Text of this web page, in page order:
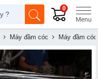
0
Máy đầm cóc Máy đầm